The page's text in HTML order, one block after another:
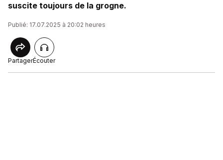
suscite toujours de la grogne.
Publié: 17.07.2025 à 20:02 heures
PartagerÉcouter